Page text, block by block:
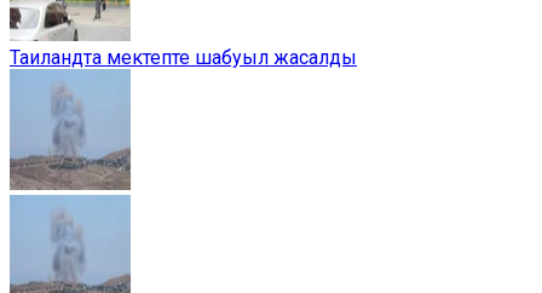
Таиландта мектепте шабуыл жасалды